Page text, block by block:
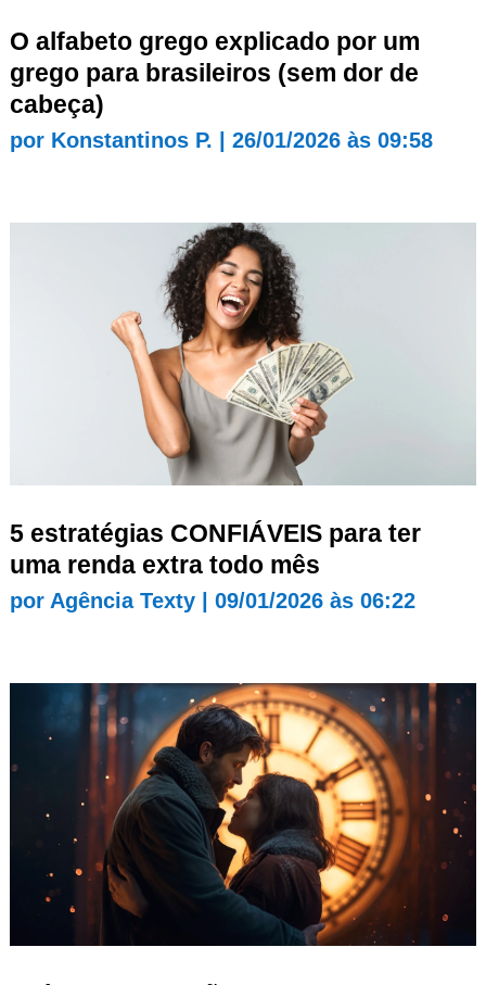
O alfabeto grego explicado por um
grego para brasileiros (sem dor de
cabeça)
por Konstantinos P. 26/01/2026 às 09:58
5 estratégias CONFIÁVEIS para ter
uma renda extra todo mês
por Agência Texty| 09/01/2026 às 06:22